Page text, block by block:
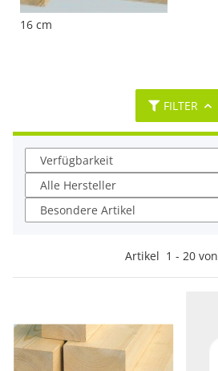
16 cm
FILTER
Verfügbarkeit
Alle Hersteller
Besondere Artikel
Artikel 1 - 20 von